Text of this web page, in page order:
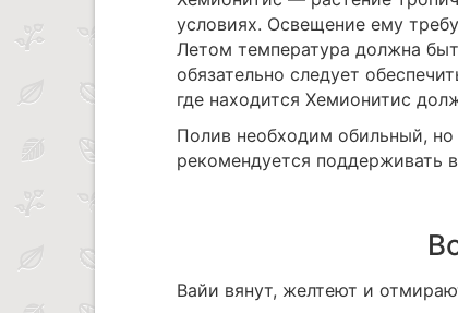
условиях. Освещение ему
Летом температура должна
обязательно следует
где находится Хемионитис
Полив необходим обильный, но
рекомендуется поддерживать
Вайи вянут, желтеют и